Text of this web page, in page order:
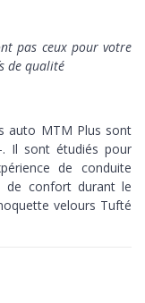
pas ceux pour votre
de qualité
auto MTM Plus sont
. Il sont étudiés pour
de conduite
de confort durant le
velours Tufté
courbes de votre